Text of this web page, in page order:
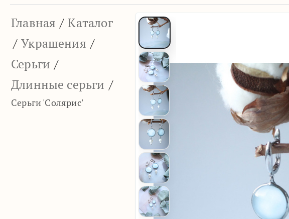
Главная / Каталог
/ Украшения /
Серьги /
Длинные серьги /
Серьги 'Солярис'